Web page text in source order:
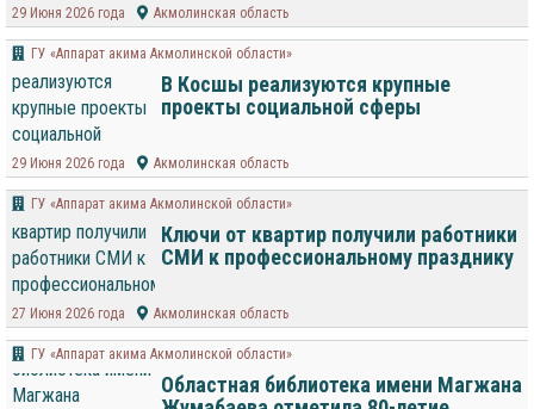
29 Июня 2026 года Акмолинская область
ГУ «Аппарат акима Акмолинской области»
В Косшы реализуются крупные
проекты социальной сферы
29 Июня 2026 года Акмолинская область
ГУ «Аппарат акима Акмолинской области»
Ключи от квартир получили работники
СМИ к профессиональному празднику
27 Июня 2026 года Акмолинская область
ГУ «Аппарат акима Акмолинской области»
Областная библиотека имени Магжана